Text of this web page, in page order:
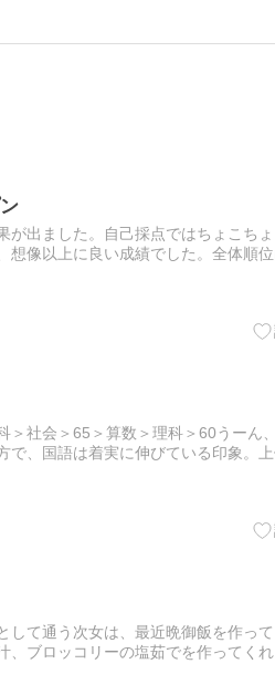
が出ました。自己採点ではちょこち
像以上に良い成績でした。全体順位
＞社会＞65＞算数＞理科＞60うーん
、国語は着実に伸びている印象。上
して通う次女は、最近晩御飯を作っ
ブロッコリーの塩茹でを作ってくれ